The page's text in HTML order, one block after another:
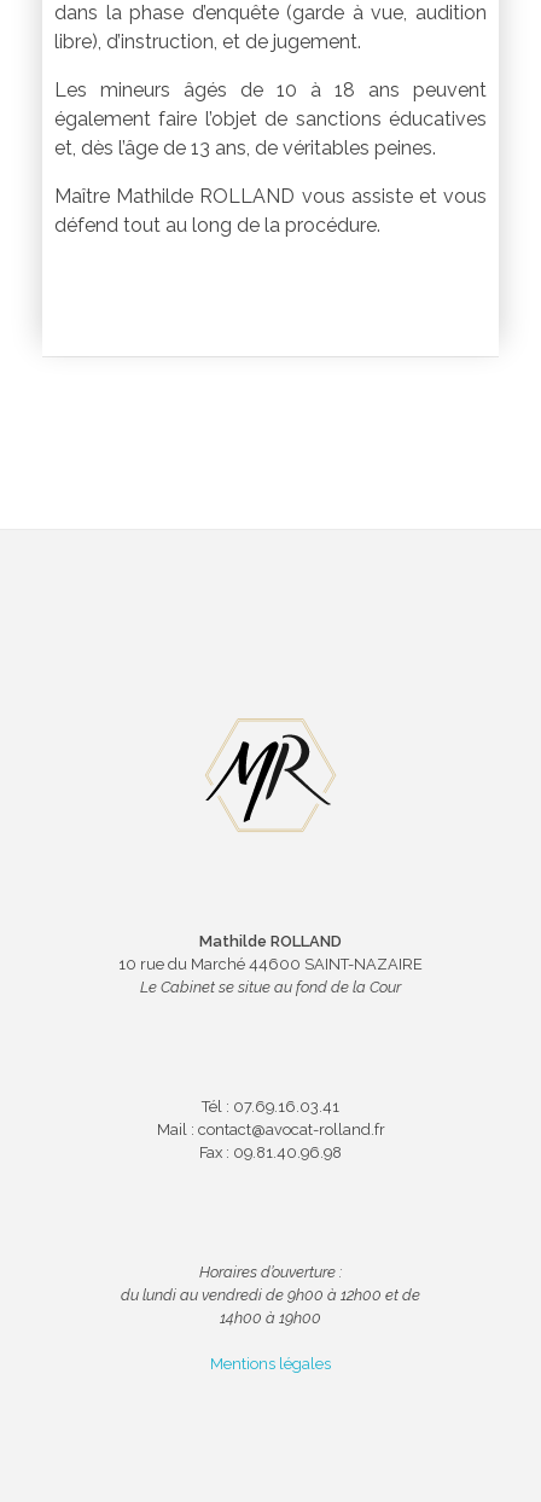
dans la phase d’enquête (garde à vue, audition
libre), d’instruction, et de jugement.
Les mineurs âgés de 10 à 18 ans peuvent
également faire l’objet de sanctions éducatives
et, dès l’âge de 13 ans, de véritables peines.
Maître Mathilde ROLLAND vous assiste et vous
défend tout au long de la procédure.
Mathilde ROLLAND
10 rue du Marché 44600 SAINT-NAZAIRE
Le Cabinet se situe au fond de la Cour
Tél : 07.69.16.03.41
Mail : contact@avocat-rolland.fr
Fax : 09.81.40.96.98
Horaires d’ouverture :
du lundi au vendredi de 9h00 à 12h00 et de
14h00 à 19h00
Mentions légales